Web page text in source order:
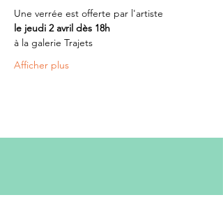
Une verrée est offerte par l'artiste
le jeudi 2 avril dès 18h
à la galerie Trajets
Afficher plus